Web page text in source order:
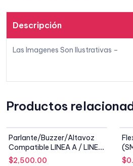
Descripción
Las Imagenes Son Ilustrativas –
Productos
Parlante/Buzzer/Altavoz
Compatible LINEA A / LINEA
J
$2,500.00
$